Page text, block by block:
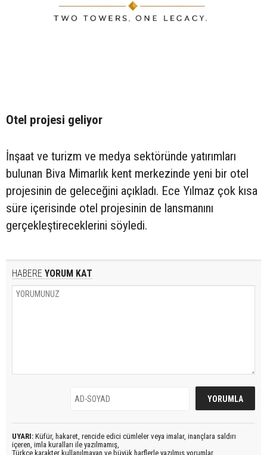
Otel projesi geliyor
İnşaat ve turizm ve medya sektöründe yatırımları
bulunan Biva Mimarlık kent merkezinde yeni bir otel
projesinin de geleceğini açıkladı. Ece Yılmaz çok kısa
süre içerisinde otel projesinin de lansmanını
gerçekleştireceklerini söyledi.
HABERE YORUM KAT
UYARI: Küfür, hakaret, rencide edici cümleler veya imalar, inançlara saldırı
içeren, imla kuralları ile yazılmamış,
Türkçe karakter kullanılmayan ve büyük harflerle yazılmış yorumlar